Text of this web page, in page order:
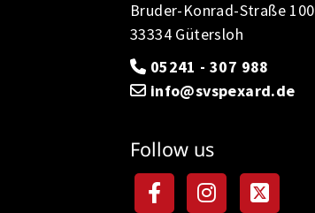
Bruder-Konrad-Straße 100
33334 Gütersloh
05241 - 307 988
info@svspexard.de
Follow us